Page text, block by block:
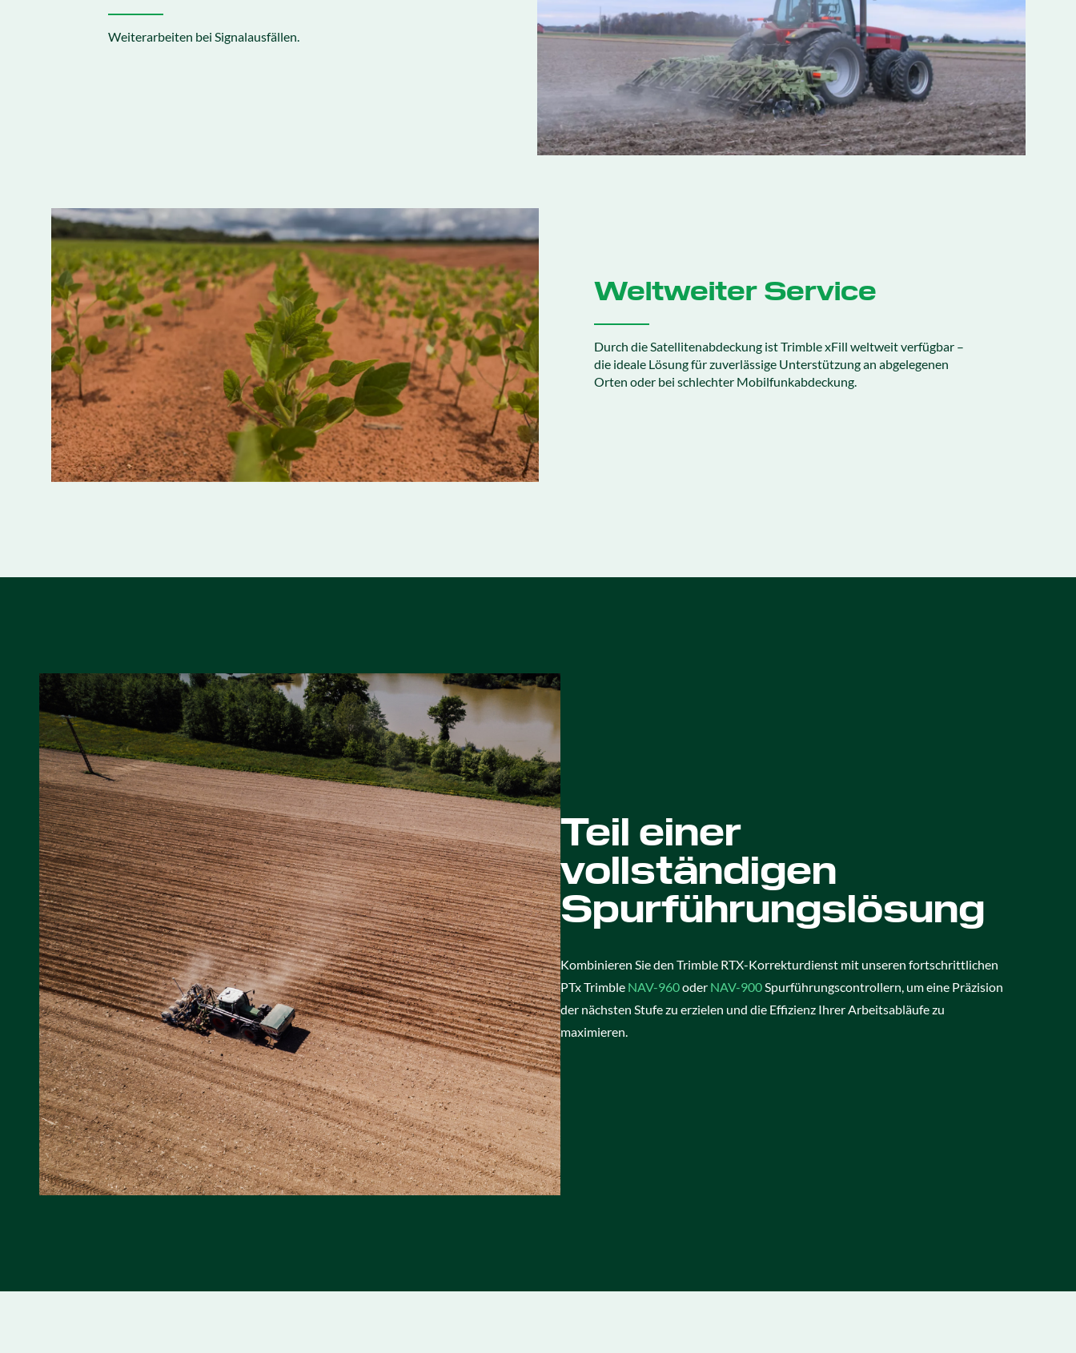
Weiterarbeiten bei Signalausfällen.
Weltweiter Service
Durch die Satellitenabdeckung ist Trimble xFill weltweit verfügbar –
die ideale Lösung für zuverlässige Unterstützung an abgelegenen
Orten oder bei schlechter Mobilfunkabdeckung.
Teil einer
vollständigen
Spurführungslösung
Kombinieren Sie den Trimble RTX-Korrekturdienst mit unseren fortschrittlichen
PTx Trimble NAV-960oder NAV-900Spurführungscontrollern, um eine Präzision
der nächsten Stufe zu erzielen und die Effizienz Ihrer Arbeitsabläufe zu
maximieren.